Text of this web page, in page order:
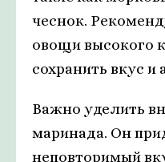
чеснок.
овощи высокого
сохранить вкус
Важно уделить
маринада. Он
неповторимый